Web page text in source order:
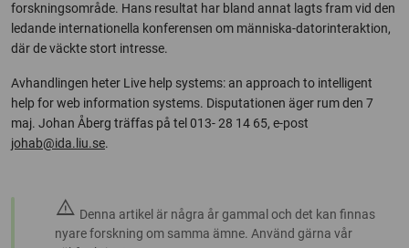
forskningsområde. Hans resultat har bland annat lagts fram vid den
ledande internationella konferensen om människa-datorinteraktion,
där de väckte stort intresse.
Avhandlingen heter Live help systems: an approach to intelligent
help for web information systems. Disputationen äger rum den 7
maj. Johan Åberg träffas på tel 013- 28 14 65, e-post
johab@ida.liu.se.
warning Denna artikel är några år gammal och det kan finnas
nyare forskning om samma ämne. Använd gärna vår